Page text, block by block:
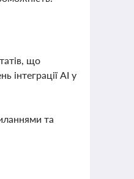
що
інтеграції AI у
та